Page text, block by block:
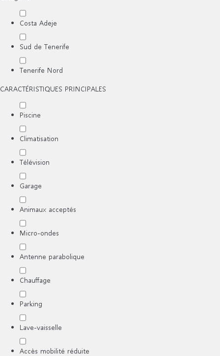
Costa Adeje
Sud de Tenerife
Tenerife Nord
CARACTÉRISTIQUES PRINCIPALES
Piscine
Climatisation
Télévision
Garage
Animaux acceptés
Micro-ondes
Antenne parabolique
Chauffage
Parking
Lave-vaisselle
Accès mobilité réduite